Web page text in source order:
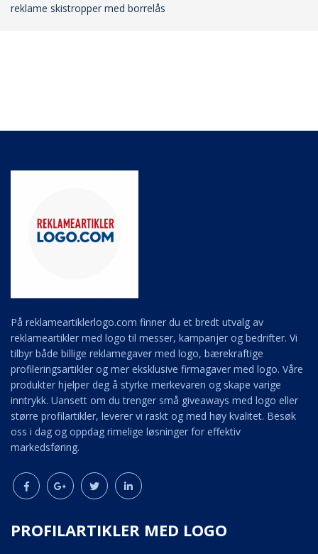
reklame skistropper med borrelås
På reklameartiklerlogo.com finner du et bredt utvalg av
reklameartikler med logo til messer, kampanjer og bedrifter. Vi
tilbyr både billige reklamegaver med logo, bærekraftige
profileringsartikler og mer eksklusive firmagaver med logo. Våre
produkter hjelper deg å styrke merkevaren og skape varige
inntrykk. Uansett om du trenger små giveaways med logo eller
større profilartikler, leverer vi raskt og med høy kvalitet. Besøk
oss i dag og oppdag rimelige løsninger for effektiv
markedsføring.
PROFILARTIKLER MED LOGO